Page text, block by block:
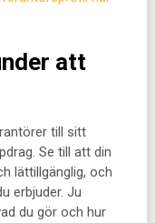
att
till sitt
Se till att din
lättillgänglig, och
erbjuder. Ju
du gör och hur